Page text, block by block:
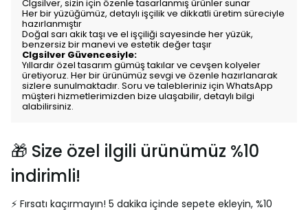
Clgsilver, sizin için özenle tasarlanmış ürünler sunar
Her bir yüzüğümüz, detaylı işçilik ve dikkatli üretim süreciyle
hazırlanmıştır
Doğal sarı akik taşı ve el işçiliği sayesinde her yüzük,
benzersiz bir manevi ve estetik değer taşır
Clgsilver Güvencesiyle:
Yıllardır özel tasarım gümüş takılar ve cevşen kolyeler
üretiyoruz. Her bir ürünümüz sevgi ve özenle hazırlanarak
sizlere sunulmaktadır. Soru ve talebleriniz için WhatsApp
müşteri hizmetlerimizden bize ulaşabilir, detaylı bilgi
alabilirsiniz.
🎁 Size özel ilgili ürünümüz %10
indirimli!
⚡ Fırsatı kaçırmayın! 5 dakika içinde sepete ekleyin, %10